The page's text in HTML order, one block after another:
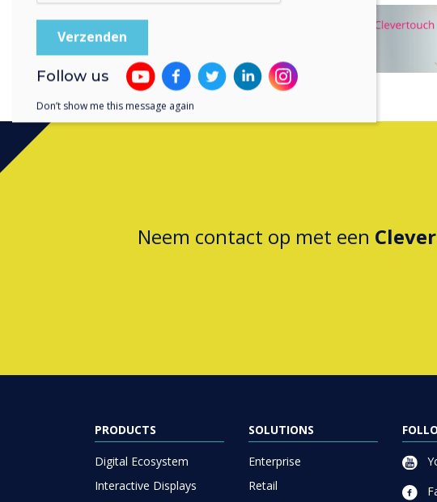
Neem contact op met een
PRODUCTS
Digital Ecosystem
Interactive Displays
SOLUTIONS
Enterprise
Retail
Follow us
Don’t show me this message again